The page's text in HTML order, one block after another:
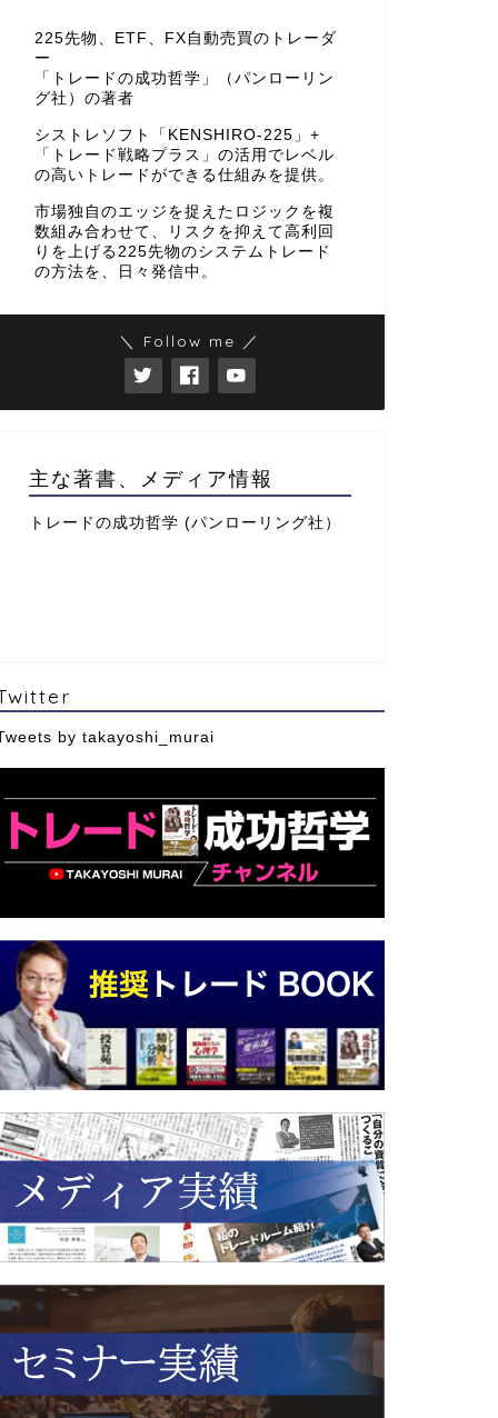
225先物、ETF、FX自動売買のトレーダ
ー
「トレードの成功哲学」（パンローリン
グ社）の著者
シストレソフト「KENSHIRO-225」+
「トレード戦略プラス」の活用でレベル
の高いトレードができる仕組みを提供。
市場独自のエッジを捉えたロジックを複
数組み合わせて、リスクを抑えて高利回
りを上げる225先物のシステムトレード
の方法を、日々発信中。
＼ Follow me ／
主な著書、メディア情報
トレードの成功哲学 (パンローリング社）
by takayoshi_murai